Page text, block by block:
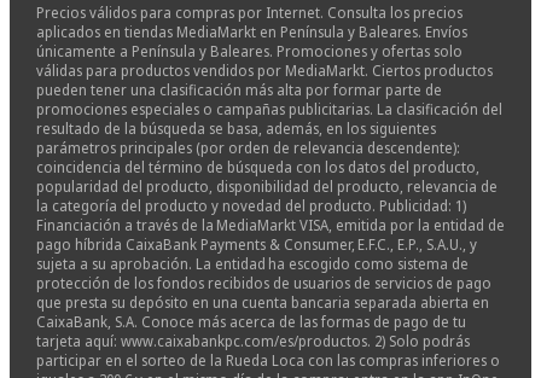
Precios válidos para compras por Internet. Consulta los precios
aplicados en tiendas MediaMarkt en Península y Baleares. Envíos
únicamente a Península y Baleares. Promociones y ofertas solo
válidas para productos vendidos por MediaMarkt. Ciertos productos
pueden tener una clasificación más alta por formar parte de
promociones especiales o campañas publicitarias. La clasificación del
resultado de la búsqueda se basa, además, en los siguientes
parámetros principales (por orden de relevancia descendente):
coincidencia del término de búsqueda con los datos del producto,
popularidad del producto, disponibilidad del producto, relevancia de
la categoría del producto y novedad del producto. Publicidad: 1)
Financiación a través de la MediaMarkt VISA, emitida por la entidad de
pago híbrida CaixaBank Payments & Consumer, E.F.C., E.P., S.A.U., y
sujeta a su aprobación. La entidad ha escogido como sistema de
protección de los fondos recibidos de usuarios de servicios de pago
que presta su depósito en una cuenta bancaria separada abierta en
CaixaBank, S.A. Conoce más acerca de las formas de pago de tu
tarjeta aquí: www.caixabankpc.com/es/productos. 2) Solo podrás
participar en el sorteo de la Rueda Loca con las compras inferiores o